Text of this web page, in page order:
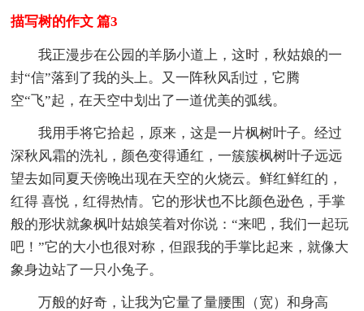
描写树的作文 篇3
我正漫步在公园的羊肠小道上，这时，秋姑娘的一
封“信”落到了我的头上。又一阵秋风刮过，它腾
空“飞”起，在天空中划出了一道优美的弧线。
我用手将它拾起，原来，这是一片枫树叶子。经过
深秋风霜的洗礼，颜色变得通红，一簇簇枫树叶子远远
望去如同夏天傍晚出现在天空的火烧云。鲜红鲜红的，
红得 喜悦，红得热情。它的形状也不比颜色逊色，手掌
般的形状就象枫叶姑娘笑着对你说：“来吧，我们一起玩
吧！”它的大小也很对称，但跟我的手掌比起来，就像大
象身边站了一只小兔子。
万般的好奇，让我为它量了量腰围（宽）和身高